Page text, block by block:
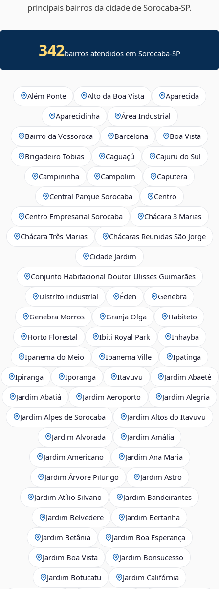
principais bairros da cidade de Sorocaba‑SP.
342bairros atendidos em Sorocaba-SP
Além Ponte Alto da Boa Vista Aparecida
Aparecidinha Área Industrial
Bairro da Vossoroca Barcelona Boa Vista
Brigadeiro Tobias Caguaçú Cajuru do Sul
Campininha Campolim Caputera
Central Parque Sorocaba Centro
Centro Empresarial Sorocaba Chácara 3 Marias
Chácara Três Marias Chácaras Reunidas São Jorge
Cidade Jardim
Conjunto Habitacional Doutor Ulisses Guimarães
Distrito Industrial Éden Genebra
Genebra Morros Granja Olga Habiteto
Horto Florestal Ibiti Royal Park Inhayba
Ipanema do Meio Ipanema Ville Ipatinga
Ipiranga Iporanga Itavuvu Jardim Abaeté
Jardim Abatiá Jardim Aeroporto Jardim Alegria
Jardim Alpes de Sorocaba Jardim Altos do Itavuvu
Jardim Alvorada Jardim Amália
Jardim Americano Jardim Ana Maria
Jardim Árvore Pilungo Jardim Astro
Jardim Atílio Silvano Jardim Bandeirantes
Jardim Belvedere Jardim Bertanha
Jardim Betânia Jardim Boa Esperança
Jardim Boa Vista Jardim Bonsucesso
Jardim Botucatu Jardim Califórnia